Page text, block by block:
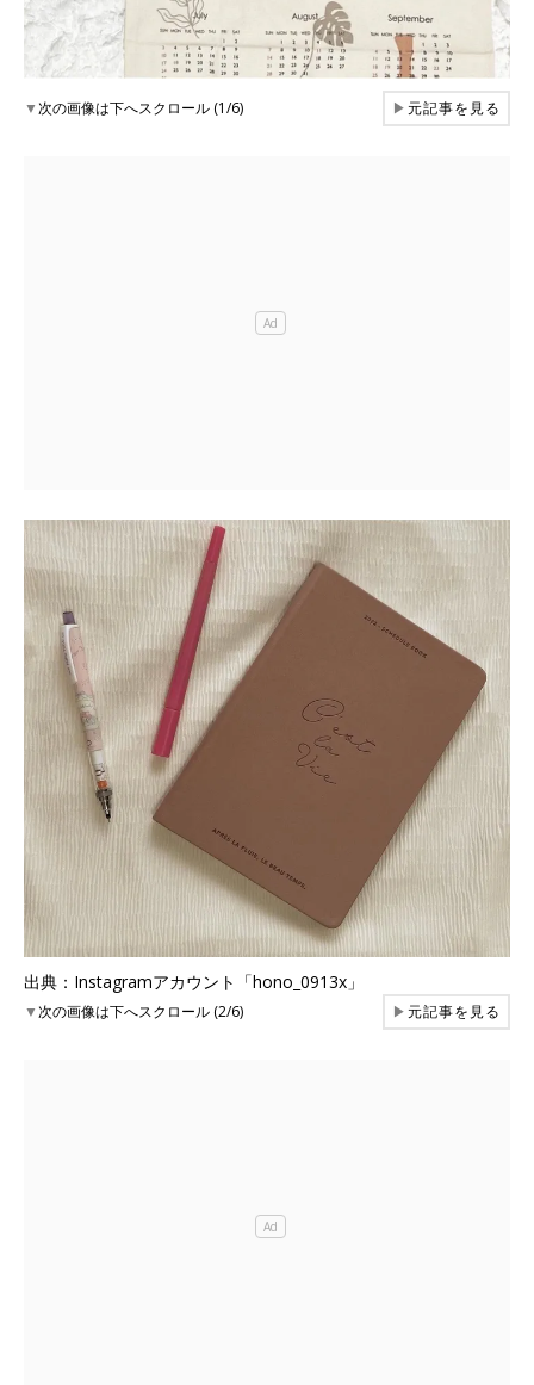
▼次の画像は下へスクロール (1/6) ▶元記事を見る
出典：Instagramアカウント「hono_0913x」
▼次の画像は下へスクロール (2/6) ▶元記事を見る